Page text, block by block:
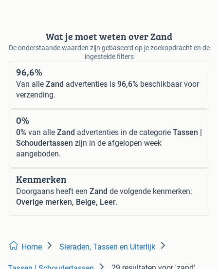
Wat je moet weten over Zand
De onderstaande waarden zijn gebaseerd op je zoekopdracht en de
ingestelde filters
96,6%
Van alle Zand advertenties is 96,6% beschikbaar voor
verzending.
0%
0% van alle Zand advertenties in de categorie Tassen |
Schoudertassen zijn in de afgelopen week
aangeboden.
Kenmerken
Doorgaans heeft een Zand de volgende kenmerken:
Overige merken, Beige, Leer.
Home Sieraden, Tassen en Uiterlijk